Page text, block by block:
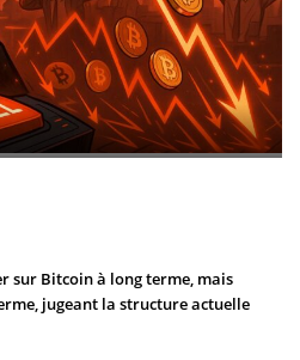
sur Bitcoin à long terme, mais
jugeant la structure actuelle